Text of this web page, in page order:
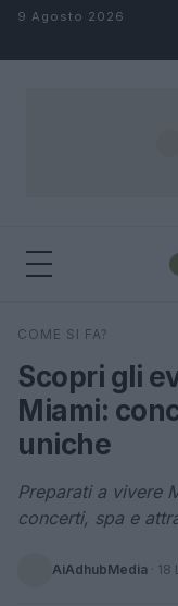
Salta al contenuto
9 Agosto 2026
Cerca
COME SI FA?
Scopri gli
Miami:
uniche
Preparati a vivere
concerti, spa e
AiAdhubMedia · 18